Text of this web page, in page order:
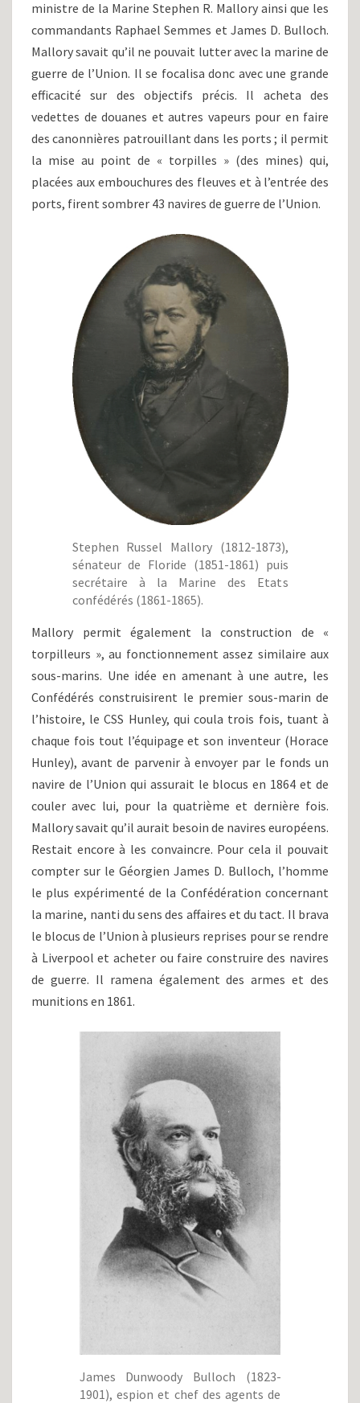
ministre de la Marine Stephen R. Mallory ainsi que les
commandants Raphael Semmes et James D. Bulloch.
Mallory savait qu’il ne pouvait lutter avec la marine de
guerre de l’Union. Il se focalisa donc avec une grande
efficacité sur des objectifs précis. Il acheta des
vedettes de douanes et autres vapeurs pour en faire
des canonnières patrouillant dans les ports ; il permit
la mise au point de « torpilles » (des mines) qui,
placées aux embouchures des fleuves et à l’entrée des
ports, firent sombrer 43 navires de guerre de l’Union.
Stephen Russel Mallory (1812-1873),
sénateur de Floride (1851-1861) puis
secrétaire à la Marine des Etats
confédérés (1861-1865).
Mallory permit également la construction de «
torpilleurs », au fonctionnement assez similaire aux
sous-marins. Une idée en amenant à une autre, les
Confédérés construisirent le premier sous-marin de
l’histoire, le CSS Hunley, qui coula trois fois, tuant à
chaque fois tout l’équipage et son inventeur (Horace
Hunley), avant de parvenir à envoyer par le fonds un
navire de l’Union qui assurait le blocus en 1864 et de
couler avec lui, pour la quatrième et dernière fois.
Mallory savait qu’il aurait besoin de navires européens.
Restait encore à les convaincre. Pour cela il pouvait
compter sur le Géorgien James D. Bulloch, l’homme
le plus expérimenté de la Confédération concernant
la marine, nanti du sens des affaires et du tact. Il brava
le blocus de l’Union à plusieurs reprises pour se rendre
à Liverpool et acheter ou faire construire des navires
de guerre. Il ramena également des armes et des
munitions en 1861.
James Dunwoody Bulloch (1823-
1901), espion et chef des agents de